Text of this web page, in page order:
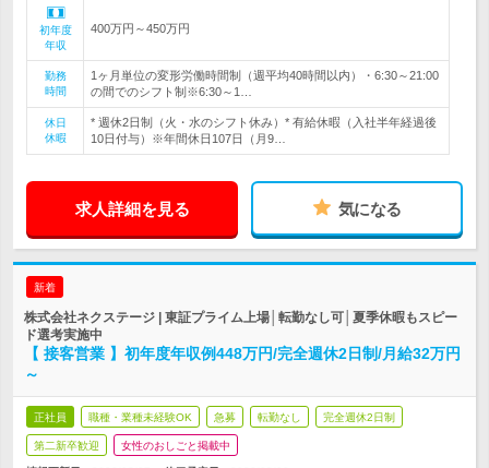
初年度
年収
400万円～450万円
勤務
時間
1ヶ月単位の変形労働時間制（週平均40時間以内）・6:30～21:00
の間でのシフト制※6:30～1…
休日
休暇
* 週休2日制（火・水のシフト休み）* 有給休暇（入社半年経過後
10日付与）※年間休日107日（月9…
求人詳細を見る 気になる
新着
株式会社ネクステージ | 東証プライム上場│転勤なし可│夏季休暇もスピー
ド選考実施中
【 接客営業 】初年度年収例448万円/完全週休2日制/月給32万円
～
正社員 職種・業種未経験OK 急募 転勤なし 完全週休2日制
第二新卒歓迎 女性のおしごと掲載中